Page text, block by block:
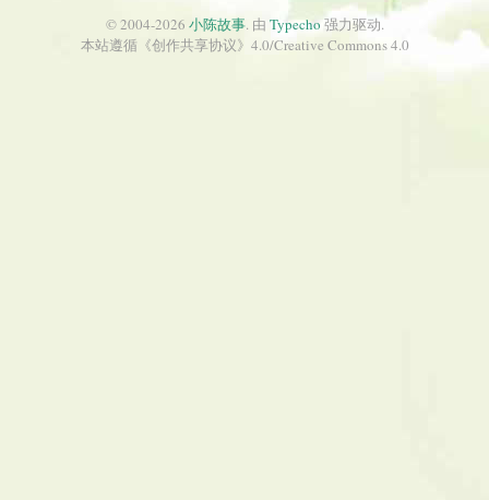
© 2004-2026 小陈故事. 由 Typecho 强力驱动.
本站遵循《创作共享协议》4.0/Creative Commons 4.0